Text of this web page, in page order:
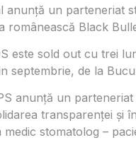
anunță un parteneriat
românească Black
este sold out cu trei
septembrie, de la
anunță un parteneriat
transparenței și
medic stomatolog –